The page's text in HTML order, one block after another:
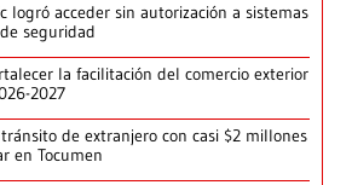
logró acceder sin autorización a sistemas
seguridad
la facilitación del comercio exterior
2027
de extranjero con casi $2 millones
en Tocumen